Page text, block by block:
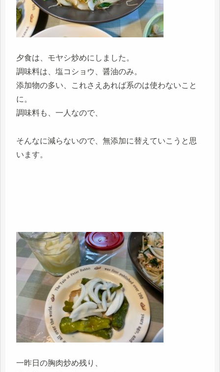
夕食は、モヤシ炒めにしました。
調味料は、塩コショウ、醤油のみ。
添加物の多い、これさえあれば系のは使わないこと
に。
調味料も、一人なので、
そんなに減らないので、無添加に替えていこうと思
います。
一昨日の胸肉炒め残り、